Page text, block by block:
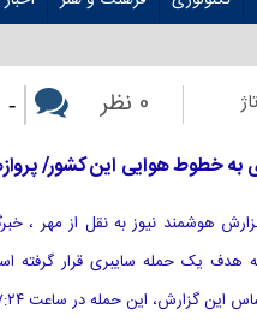
0 نظر -
به خطوط هوایی این کشور/
هدف یک حمله سایبری قرار گرفته
گزارش، این حمله در ساعت ۷:۲۴ صبح به وقت محلی (۲۲:۲۴